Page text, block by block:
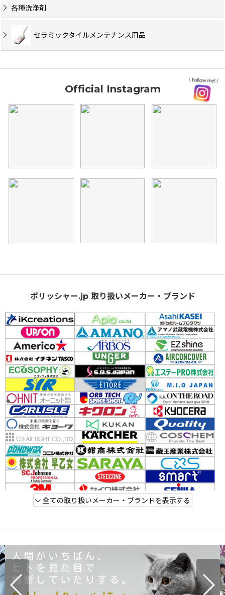
各種洗浄剤
セラミックタイルメンテナンス用品
Official Instagram
ポリッシャー.jp 取り扱いメーカー・ブランド
全ての取り扱いメーカー・ブランドを表示する